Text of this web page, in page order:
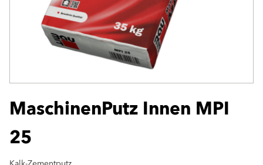
MaschinenPutz Innen MPI
25